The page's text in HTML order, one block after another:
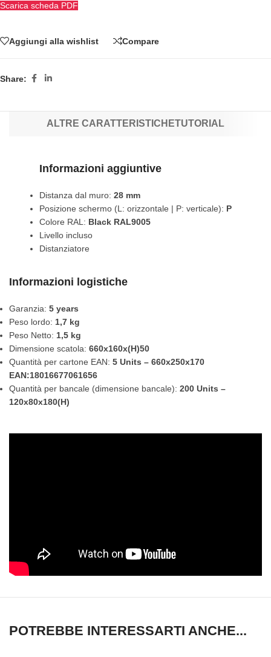
Scarica scheda PDF
Aggiungi alla wishlist Compare
Share:
ALTRE CARATTERISTICHETUTORIAL
Informazioni aggiuntive
Distanza dal muro: 28 mm
Posizione schermo (L: orizzontale | P: verticale): P
Colore RAL: Black RAL9005
Livello incluso
Distanziatore
Informazioni logistiche
Garanzia: 5 years
Peso lordo: 1,7 kg
Peso Netto: 1,5 kg
Dimensione scatola: 660x160x(H)50
Quantità per cartone EAN: 5 Units – 660x250x170
EAN:18016677061656
Quantità per bancale (dimensione bancale): 200 Units –
120x80x180(H)
POTREBBE INTERESSARTI ANCHE...